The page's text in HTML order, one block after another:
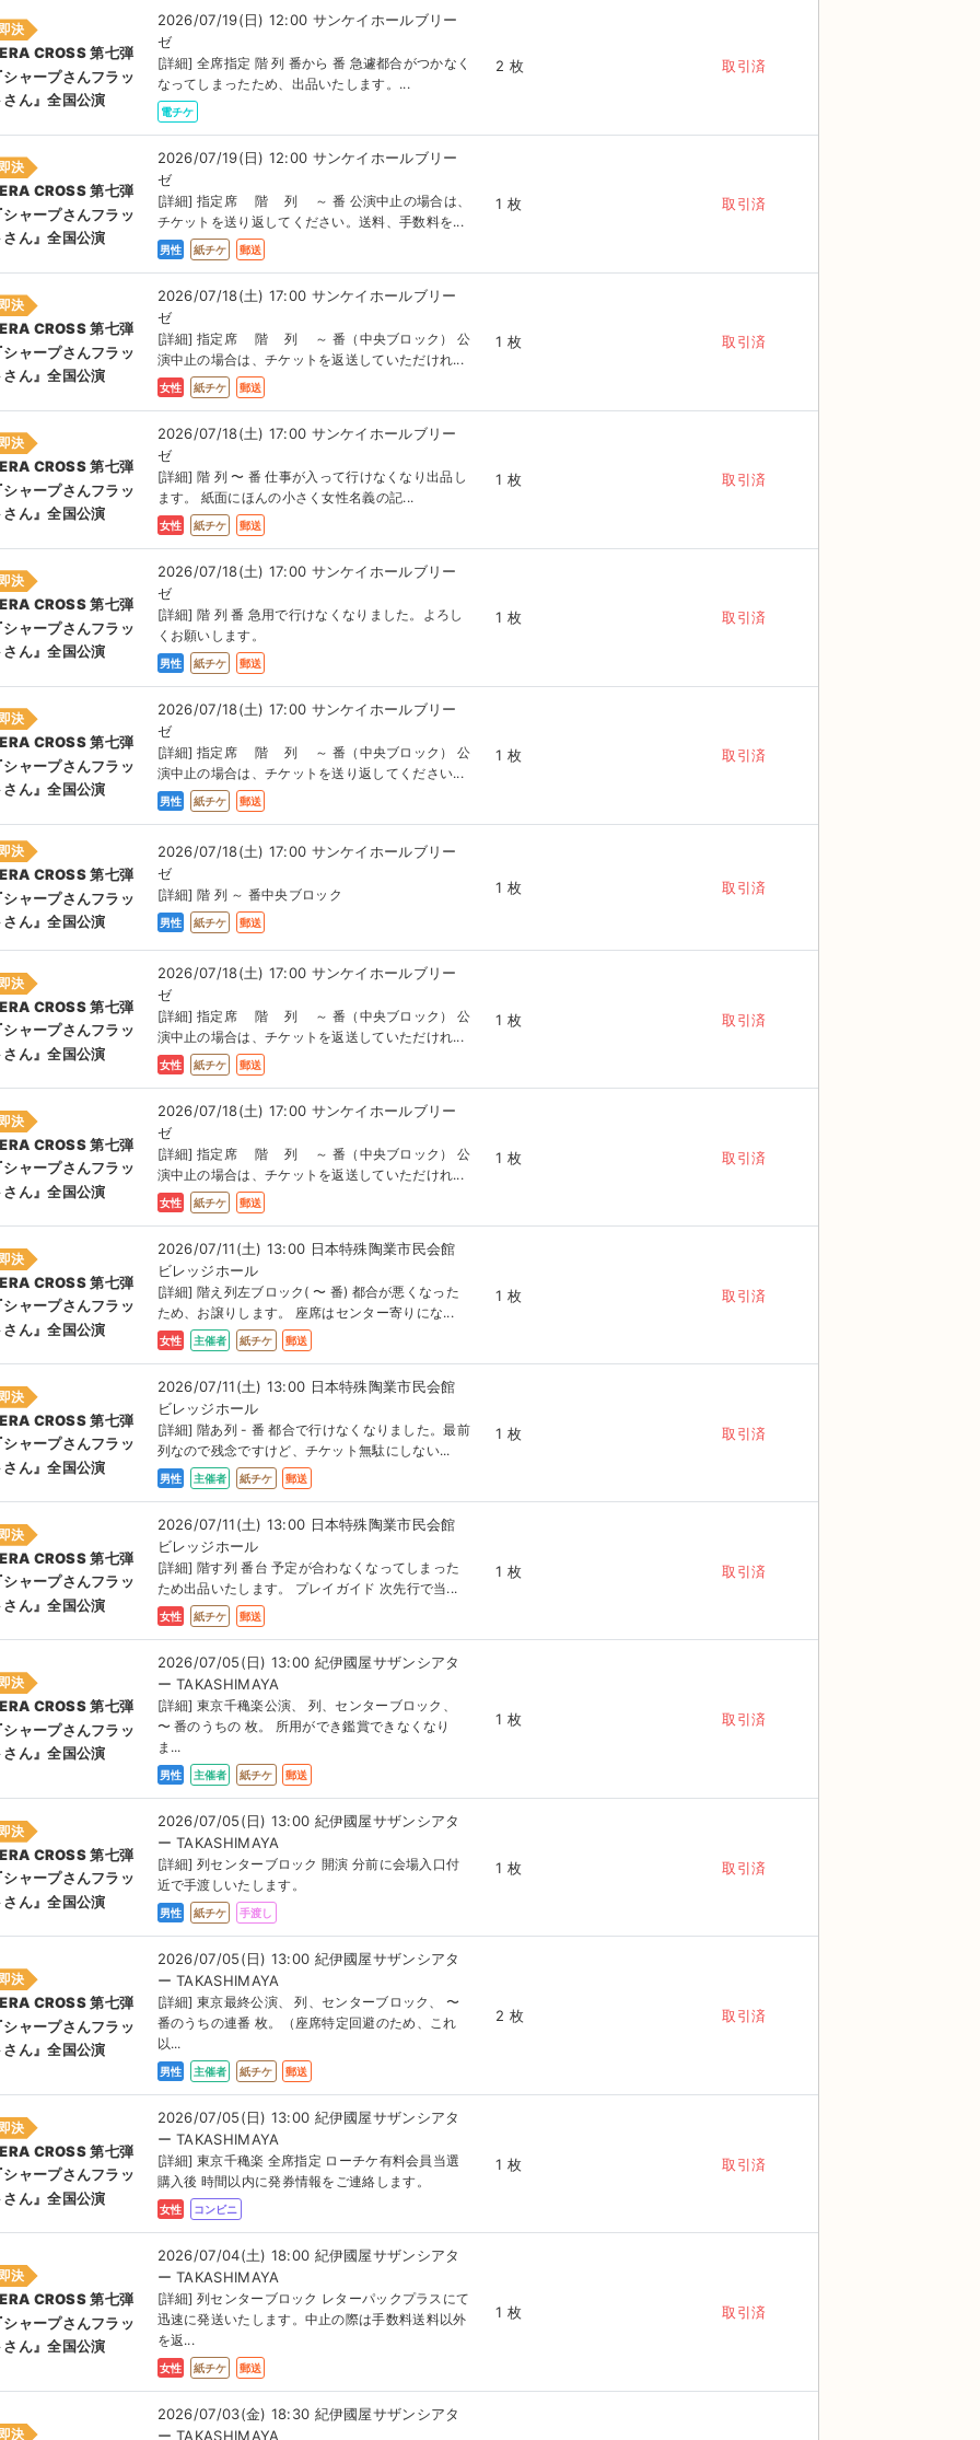
決
CROSS 第七弾
シャープさんフラッ
さん』全国公演
2026/07/19(日) 12:00 サンケイホールブリー
ゼ
[詳細] 全席指定 階 列 番から 番 急遽都合がつかなく
なってしまったため、出品いたします。...
電チケ
2 枚 取引済
決
CROSS 第七弾
シャープさんフラッ
さん』全国公演
2026/07/19(日) 12:00 サンケイホールブリー
ゼ
[詳細] 指定席 階 列 ～ 番 公演中止の場合は、
チケットを送り返してください。送料、手数料を...
男性 紙チケ 郵送
1 枚 取引済
決
CROSS 第七弾
シャープさんフラッ
さん』全国公演
2026/07/18(土) 17:00 サンケイホールブリー
ゼ
[詳細] 指定席 階 列 ～ 番（中央ブロック） 公
演中止の場合は、チケットを返送していただけれ...
女性 紙チケ 郵送
1 枚 取引済
決
CROSS 第七弾
シャープさんフラッ
さん』全国公演
2026/07/18(土) 17:00 サンケイホールブリー
ゼ
[詳細] 階 列 〜 番 仕事が入って行けなくなり出品し
ます。 紙面にほんの小さく女性名義の記...
女性 紙チケ 郵送
1 枚 取引済
決
CROSS 第七弾
シャープさんフラッ
さん』全国公演
2026/07/18(土) 17:00 サンケイホールブリー
ゼ
[詳細] 階 列 番 急用で行けなくなりました。よろし
くお願いします。
男性 紙チケ 郵送
1 枚 取引済
決
CROSS 第七弾
シャープさんフラッ
さん』全国公演
2026/07/18(土) 17:00 サンケイホールブリー
ゼ
[詳細] 指定席 階 列 ～ 番（中央ブロック） 公
演中止の場合は、チケットを送り返してください...
男性 紙チケ 郵送
1 枚 取引済
決
CROSS 第七弾
シャープさんフラッ
さん』全国公演
2026/07/18(土) 17:00 サンケイホールブリー
ゼ
[詳細] 階 列 ～ 番中央ブロック
男性 紙チケ 郵送
1 枚 取引済
決
CROSS 第七弾
シャープさんフラッ
さん』全国公演
2026/07/18(土) 17:00 サンケイホールブリー
ゼ
[詳細] 指定席 階 列 ～ 番（中央ブロック） 公
演中止の場合は、チケットを返送していただけれ...
女性 紙チケ 郵送
1 枚 取引済
即決
CROSS 第七弾
シャープさんフラッ
さん』全国公演
2026/07/18(土) 17:00 サンケイホールブリー
ゼ
[詳細] 指定席 階 列 ～ 番（中央ブロック） 公
演中止の場合は、チケットを返送していただけれ...
女性 紙チケ 郵送
1 枚 取引済
即決
CROSS 第七弾
シャープさんフラッ
さん』全国公演
2026/07/11(土) 13:00 日本特殊陶業市民会館
ビレッジホール
[詳細] 階え列左ブロック( 〜 番) 都合が悪くなった
ため、お譲りします。 座席はセンター寄りにな...
女性 主催者 紙チケ 郵送
1 枚 取引済
即決
CROSS 第七弾
シャープさんフラッ
さん』全国公演
2026/07/11(土) 13:00 日本特殊陶業市民会館
ビレッジホール
[詳細] 階あ列 - 番 都合で行けなくなりました。最前
列なので残念ですけど、チケット無駄にしない...
男性 主催者 紙チケ 郵送
1 枚 取引済
即決
CROSS 第七弾
シャープさんフラッ
さん』全国公演
2026/07/11(土) 13:00 日本特殊陶業市民会館
ビレッジホール
[詳細] 階す列 番台 予定が合わなくなってしまった
ため出品いたします。 プレイガイド 次先行で当...
女性 紙チケ 郵送
1 枚 取引済
決
CROSS 第七弾
シャープさんフラッ
さん』全国公演
2026/07/05(日) 13:00 紀伊國屋サザンシアタ
ー TAKASHIMAYA
[詳細] 東京千穐楽公演、 列、センターブロック、
〜 番のうちの 枚。 所用ができ鑑賞できなくなり
ま...
男性 主催者 紙チケ 郵送
1 枚 取引済
決
CROSS 第七弾
シャープさんフラッ
さん』全国公演
2026/07/05(日) 13:00 紀伊國屋サザンシアタ
ー TAKASHIMAYA
[詳細] 列センターブロック 開演 分前に会場入口付
近で手渡しいたします。
男性 紙チケ 手渡し
1 枚 取引済
決
CROSS 第七弾
シャープさんフラッ
さん』全国公演
2026/07/05(日) 13:00 紀伊國屋サザンシアタ
ー TAKASHIMAYA
[詳細] 東京最終公演、 列、センターブロック、 〜
番のうちの連番 枚。（座席特定回避のため、これ
以...
男性 主催者 紙チケ 郵送
2 枚 取引済
決
CROSS 第七弾
シャープさんフラッ
さん』全国公演
2026/07/05(日) 13:00 紀伊國屋サザンシアタ
ー TAKASHIMAYA
[詳細] 東京千穐楽 全席指定 ローチケ有料会員当選
購入後 時間以内に発券情報をご連絡します。
女性 コンビニ
1 枚 取引済
決
CROSS 第七弾
シャープさんフラッ
さん』全国公演
2026/07/04(土) 18:00 紀伊國屋サザンシアタ
ー TAKASHIMAYA
[詳細] 列センターブロック レターパックプラスにて
迅速に発送いたします。中止の際は手数料送料以外
を返...
女性 紙チケ 郵送
1 枚 取引済
決
2026/07/03(金) 18:30 紀伊國屋サザンシアタ
ー TAKASHIMAYA